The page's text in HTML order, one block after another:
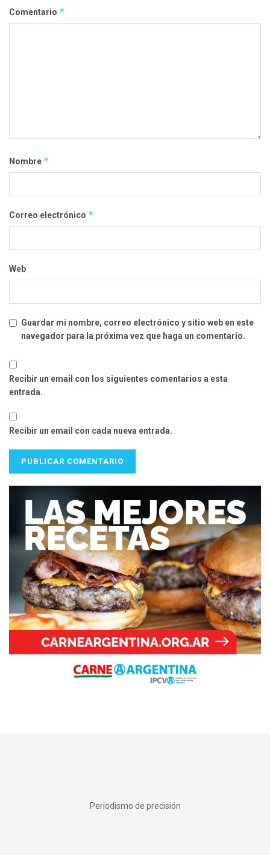
Comentario *
Nombre *
Correo electrónico *
Web
Guardar mi nombre, correo electrónico y sitio web en este
navegador para la próxima vez que haga un comentario.
Recibir un email con los siguientes comentarios a esta
entrada.
Recibir un email con cada nueva entrada.
Periodismo de precisión